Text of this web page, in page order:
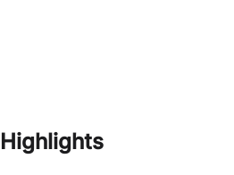
Highlights